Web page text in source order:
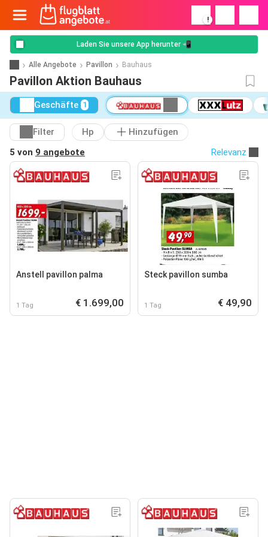
!
Laden Sie unsere App herunter 📲
Alle Angebote Pavillon Bauhaus
Pavillon Aktion Bauhaus
Geschäfte 1
Filter Hp
Hinzufügen
5 von 9 angebote Relevanz
Anstell pavillon palma
1 Tag € 1.699,00
Steck pavillon sumba
1 Tag € 49,90